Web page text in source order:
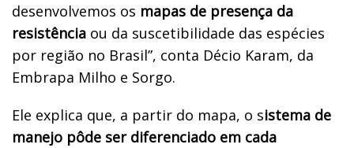
desenvolvemos os mapas de presença da
resistência ou da suscetibilidade das espécies
por região no Brasil”, conta Décio Karam, da
Embrapa Milho e Sorgo.
Ele explica que, a partir do mapa, o sistema de
manejo pôde ser diferenciado em cada